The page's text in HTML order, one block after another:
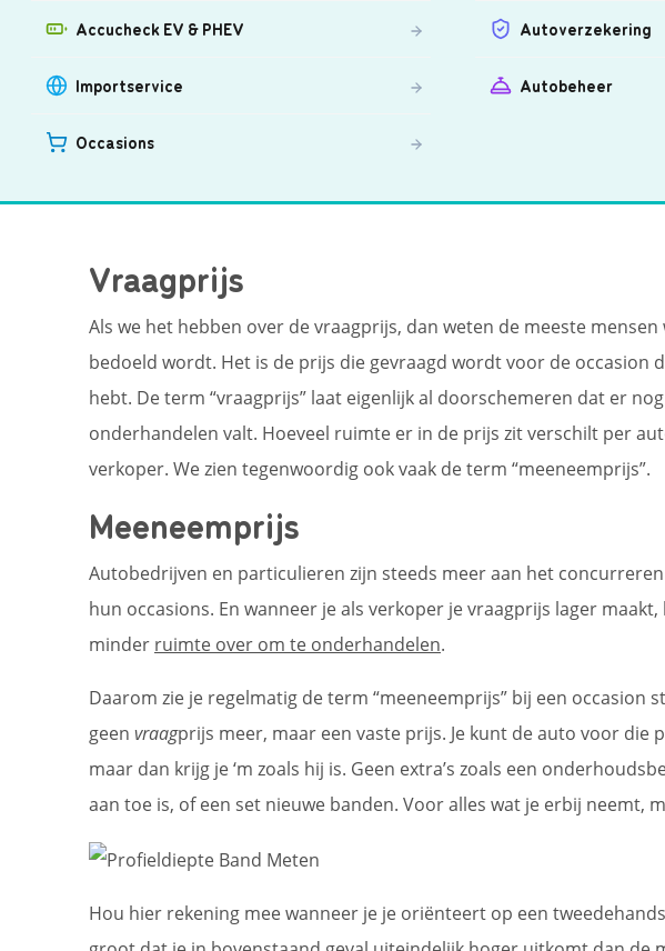
Accucheck EV & PHEV Autoverzekering
Importservice Autobeheer
Occasions
Vraagprijs
Als we het hebben over de vraagprijs, dan weten de meeste
bedoeld wordt. Het is de prijs die gevraagd wordt voor de occasion
hebt. De term “vraagprijs” laat eigenlijk al doorschemeren dat er
onderhandelen valt. Hoeveel ruimte er in de prijs zit verschilt per
verkoper. We zien tegenwoordig ook vaak de term “meeneemprijs”.
Meeneemprijs
Autobedrijven en particulieren zijn steeds meer aan het
hun occasions. En wanneer je als verkoper je vraagprijs lager
minder ruimte over om te onderhandelen.
Daarom zie je regelmatig de term “meeneemprijs” bij een occasion
geen vraagprijs meer, maar een vaste prijs. Je kunt de auto voor die
maar dan krijg je ‘m zoals hij is. Geen extra’s zoals een
aan toe is, of een set nieuwe banden. Voor alles wat je erbij neemt,
Hou hier rekening mee wanneer je je oriënteert op een